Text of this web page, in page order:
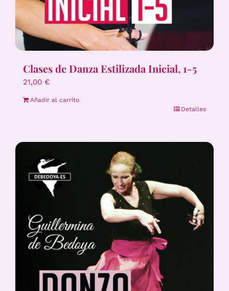
Clases de Danza Estilizada Inicial, 1-5
21,00 €
Añadir al carrito
Detalles